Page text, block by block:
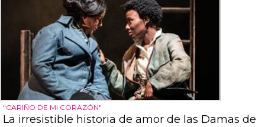
"CARIÑO DE MI CORAZÓN"
La irresistible historia de amor de las Damas de